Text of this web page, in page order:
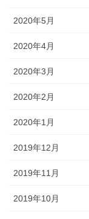
2020年5月
2020年4月
2020年3月
2020年2月
2020年1月
2019年12月
2019年11月
2019年10月